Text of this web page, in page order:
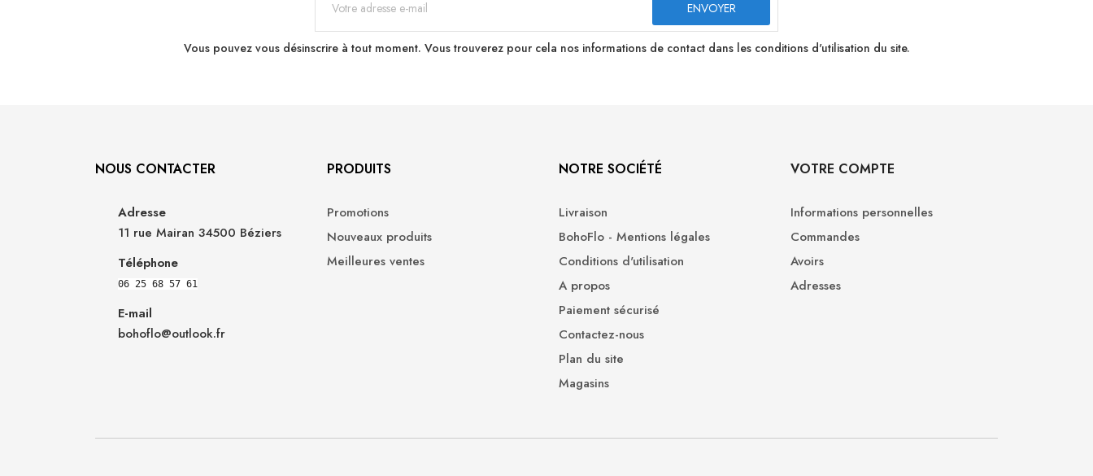
Vous pouvez vous désinscrire à tout moment. Vous trouverez pour cela nos informations de contact dans les conditions d'utilisation du site.
NOUS CONTACTER
Adresse
11 rue Mairan 34500 Béziers
Téléphone
06 25 68 57 61
E-mail
bohoflo@outlook.fr
PRODUITS
Promotions
Nouveaux produits
Meilleures ventes
NOTRE SOCIÉTÉ
Livraison
BohoFlo - Mentions légales
Conditions d'utilisation
A propos
Paiement sécurisé
Contactez-nous
Plan du site
Magasins
VOTRE COMPTE
Informations personnelles
Commandes
Avoirs
Adresses